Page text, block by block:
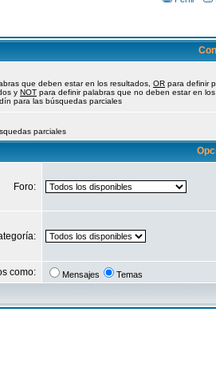
que deben estar en los resultados, OR para definir
y NOT para definir palabras que no deben estar en los
para las búsquedas parciales
parciales
Foro:
como: Mensajes Temas